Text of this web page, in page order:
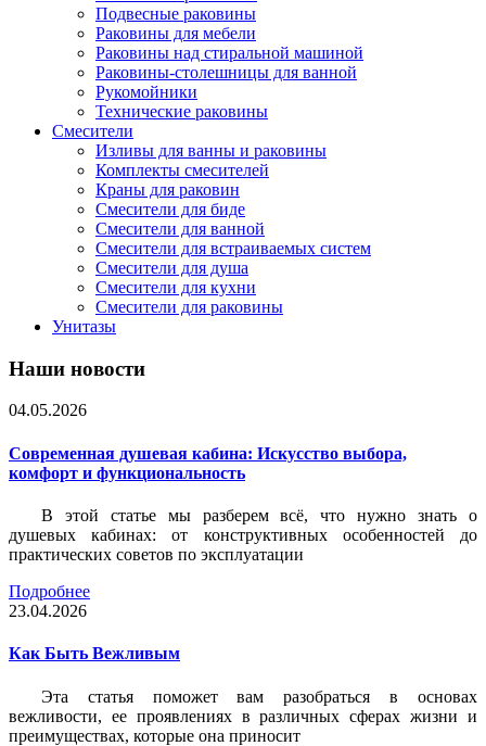
Подвесные раковины
Раковины для мебели
Раковины над стиральной машиной
Раковины-столешницы для ванной
Рукомойники
Технические раковины
Смесители
Изливы для ванны и раковины
Комплекты смесителей
Краны для раковин
Смесители для биде
Смесители для ванной
Смесители для встраиваемых систем
Смесители для душа
Смесители для кухни
Смесители для раковины
Унитазы
Наши новости
04.05.2026
Современная душевая кабина: Искусство выбора,
комфорт и функциональность
В этой статье мы разберем всё, что нужно знать о
душевых кабинах: от конструктивных особенностей до
практических советов по эксплуатации
Подробнее
23.04.2026
Как Быть Вежливым
Эта статья поможет вам разобраться в основах
вежливости, ее проявлениях в различных сферах жизни и
преимуществах, которые она приносит